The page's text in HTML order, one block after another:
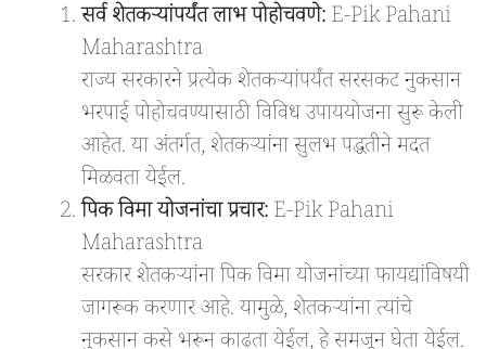
सर्व शेतकऱ्यांपर्यंत लाभ पोहोचवणे:E-Pik Pahani
Maharashtra
राज्य सरकारने प्रत्येक शेतकऱ्यांपर्यंत सरसकट नुकसान
भरपाई पोहोचवण्यासाठी विविध उपाययोजना सुरू केली
आहेत. या अंतर्गत, शेतकऱ्यांना सुलभ पद्धतीने मदत
मिळवता येईल.
पिक विमा योजनांचा प्रचार:E-Pik Pahani
Maharashtra
सरकार शेतकऱ्यांना पिक विमा योजनांच्या फायद्यांविषयी
जागरूक करणार आहे. यामुळे, शेतकऱ्यांना त्यांचे